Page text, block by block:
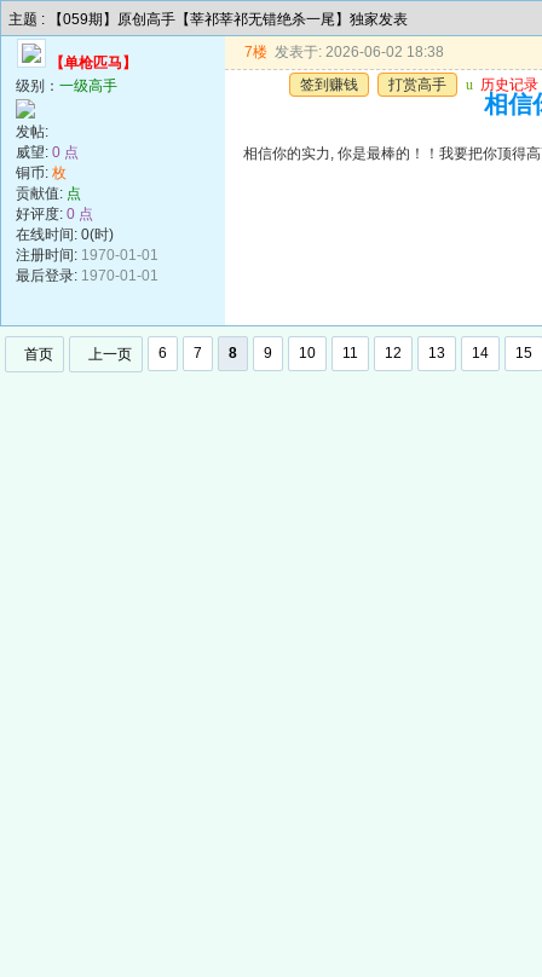
主题 : 【059期】原创高手【莘祁莘祁无错绝杀一尾】独家发表
【单枪匹马】
级别： 一级高手
发帖:
威望: 0 点
铜币: 枚
贡献值: 点
好评度: 0 点
在线时间: 0(时)
注册时间: 1970-01-01
最后登录: 1970-01-01
7楼 发表于: 2026-06-02 18:38
签到赚钱
打赏高手 u 历史记录
相信
相信你的实力, 你是最棒的！！我要把你顶得
首页 上一页 6 7 8 9 10 11 12 13 14 15